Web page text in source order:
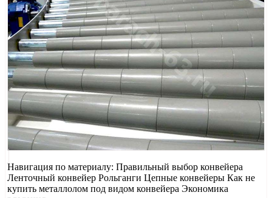
Навигация по материалу: Правильный выбор конвейера
Ленточный конвейер Рольганги Цепные конвейеры Как не
купить металлолом под видом конвейера Экономика